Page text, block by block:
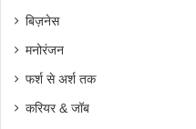
बिज़नेस
मनोरंजन
फर्श से अर्श तक
करियर & जॉब